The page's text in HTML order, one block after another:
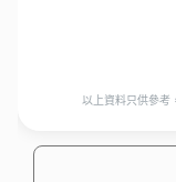
以上資料只供參考